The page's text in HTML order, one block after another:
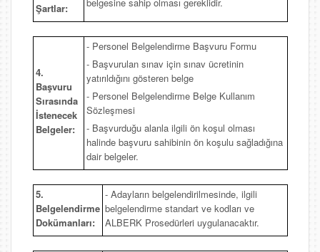
Şartlar:
4.
Başvuru
Sırasında
İstenecek
Belgeler:
- Personel Belgelendirme Başvuru Formu
- Başvurulan sınav için sınav ücretinin
yatırıldığını gösteren belge
- Personel Belgelendirme Belge Kullanım
Sözleşmesi
- Başvurduğu alanla ilgili ön koşul olması
halinde başvuru sahibinin ön koşulu sağladığına
dair belgeler.
5.
Belgelendirme
Dokümanları:
- Adayların belgelendirilmesinde, ilgili
belgelendirme standart ve kodları ve
ALBERK Prosedürleri uygulanacaktır.